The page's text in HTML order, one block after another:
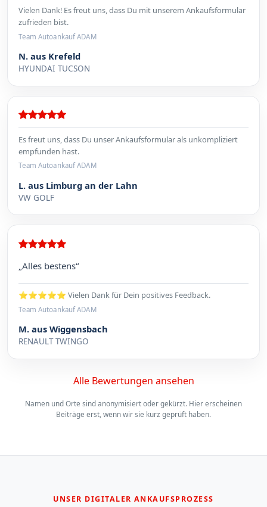
Vielen Dank! Es freut uns, dass Du mit unserem Ankaufsformular
zufrieden bist.
Team Autoankauf ADAM
N. aus Krefeld
HYUNDAI TUCSON
Es freut uns, dass Du unser Ankaufsformular als unkompliziert
empfunden hast.
Team Autoankauf ADAM
L. aus Limburg an der Lahn
VW GOLF
„Alles bestens“
⭐⭐⭐⭐⭐ Vielen Dank für Dein positives Feedback.
Team Autoankauf ADAM
M. aus Wiggensbach
RENAULT TWINGO
Alle Bewertungen ansehen
Namen und Orte sind anonymisiert oder gekürzt. Hier erscheinen
Beiträge erst, wenn wir sie kurz geprüft haben.
UNSER DIGITALER ANKAUFSPROZESS